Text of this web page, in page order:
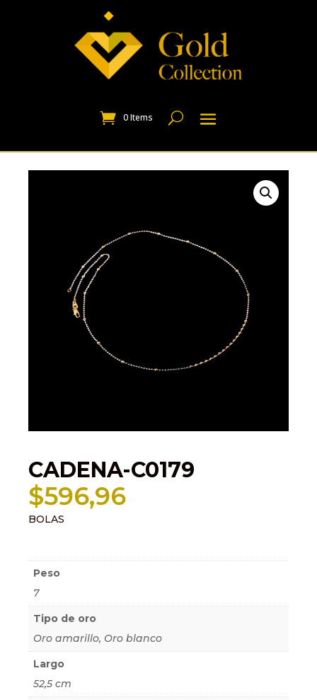
0 Items
CADENA-C0179
$596,96
BOLAS
Peso
7
Tipo de oro
Oro amarillo, Oro blanco
Largo
52,5 cm